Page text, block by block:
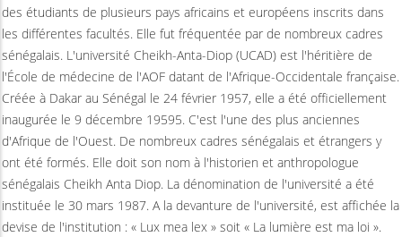
des étudiants de plusieurs pays africains et européens inscrits dans
les différentes facultés. Elle fut fréquentée par de nombreux cadres
sénégalais. L'université Cheikh-Anta-Diop (UCAD) est l'héritière de
l'École de médecine de l'AOF datant de l'Afrique-Occidentale française.
Créée à Dakar au Sénégal le 24 février 1957, elle a été officiellement
inaugurée le 9 décembre 19595. C'est l'une des plus anciennes
d'Afrique de l'Ouest. De nombreux cadres sénégalais et étrangers y
ont été formés. Elle doit son nom à l'historien et anthropologue
sénégalais Cheikh Anta Diop. La dénomination de l'université a été
instituée le 30 mars 1987. A la devanture de l'université, est affichée la
devise de l'institution : « Lux mea lex » soit « La lumière est ma loi ».